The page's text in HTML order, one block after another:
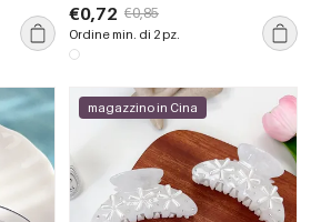
€0,72 €0,85
Ordine min. di 2 pz.
magazzino in Cina